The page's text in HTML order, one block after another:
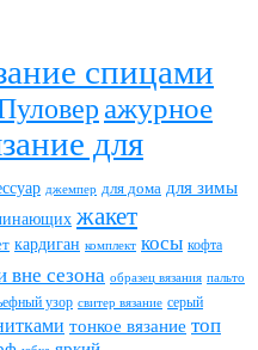
спицами
ажурное
для
джемпер для дома для зимы
жакет
кардиган комплект косы кофта
вне сезона образец вязания пальто
узор свитер вязание серый
тонкое вязание топ